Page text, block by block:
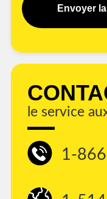
Envoyer
le service
1-